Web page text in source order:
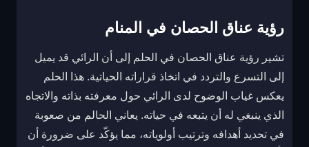
رؤية عناق الحصان في المنام
تشير رؤية عناق الحصان في الحلم إلى أن الرائي قد يميل
إلى التسرع والتردد في اتخاذ قراراته الحياتية. هذا الحلم
يعكس غياب الوضوح لدى الرائي حول معرفته بذاته والاتجاه
الذي ينبغي له أن يتبعه في حياته. يعاني الحالم من صعوبة
في تحديد أهدافه وترتيب أولوياته، مما يؤكّد على ضرورة أن